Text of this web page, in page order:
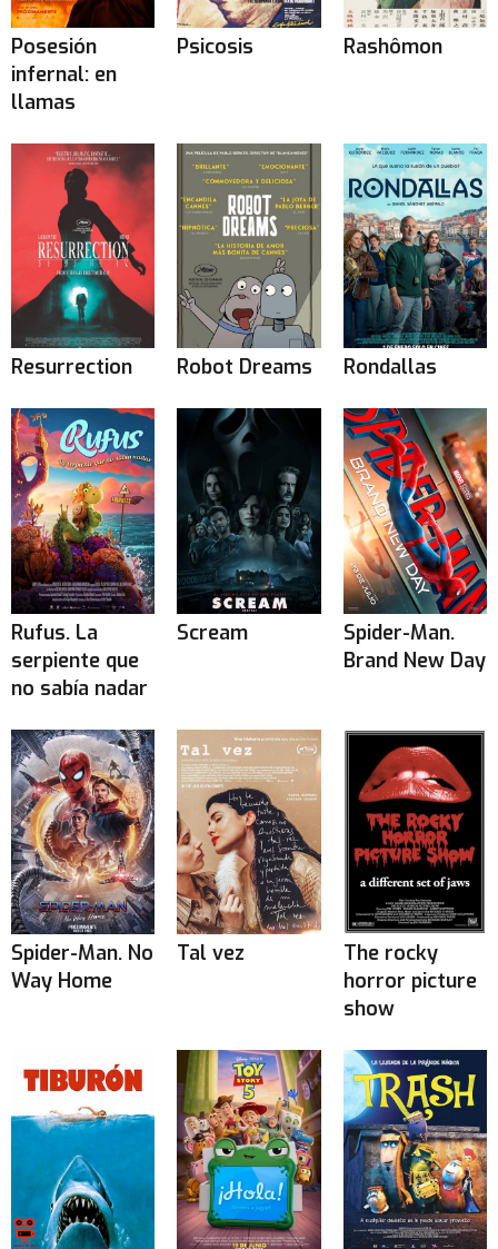
Posesión
infernal: en
llamas
Psicosis Rashômon
Resurrection Robot Dreams Rondallas
Rufus. La
serpiente que
no sabía nadar
Scream
Spider-Man.
Brand New Day
Spider-Man. No
Way Home
Tal vez
The rocky
horror picture
show